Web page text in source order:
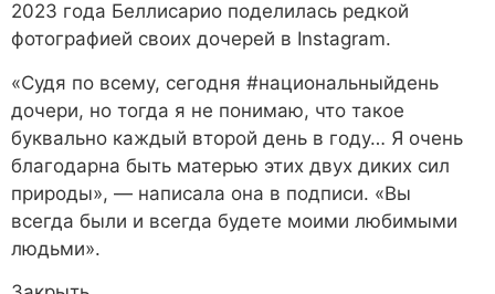
2023 года Беллисарио поделилась редкой
фотографией своих дочерей в Instagram.
«Судя по всему, сегодня #национальныйдень
дочери, но тогда я не понимаю, что такое
буквально каждый второй день в году… Я очень
благодарна быть матерью этих двух диких сил
природы», — написала она в подписи. «Вы
всегда были и всегда будете моими любимыми
людьми».